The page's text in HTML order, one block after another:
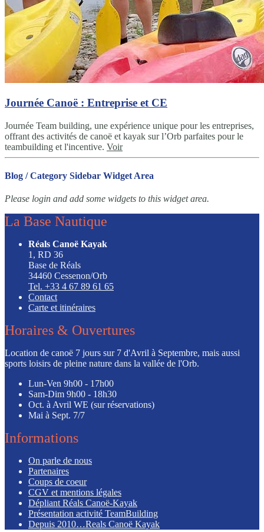
Journée Canoë : Entreprise et CE
Journée Team building, une expérience unique pour les entreprises,
offrant des activités de canoë et kayak sur l’Orb parfaites pour le
teambuilding et l'incentive. Voir
Blog / Category Sidebar Widget Area
Please login and add some widgets to this widget area.
La Base Nautique
Réals Canoë Kayak
1, RD 36
Base de Réals
34460 Cessenon/Orb
Tel. +33 4 67 89 61 65
Contact
Carte et itinéraires
Horaires & Ouvertures
Location de canoë 7 jours sur 7 d'Avril à Septembre, mais aussi
sports loisirs de pleine nature dans la vallée de l'Orb.
Lun-Ven 9h00 - 17h00
Sam-Dim 9h00 - 18h30
Oct. à Avril WE (sur réservations)
Mai à Sept. 7/7
Informations
On parle de nous
Partenaires
Coups de coeur
CGV et mentions légales
Dépliant Réals Canoë-Kayak
Présentation activité TeamBuilding
Depuis 2010…Reals Canoë Kayak